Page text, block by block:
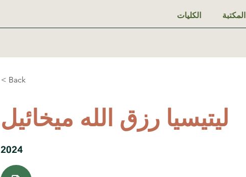
المكتبة الكليات
< Back
ليتيسيا رزق الله ميخائيل
2024